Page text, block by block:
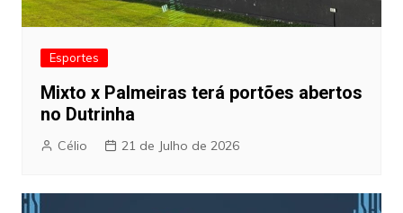
Esportes
Mixto x Palmeiras terá portões abertos
no Dutrinha
Célio 21 de Julho de 2026